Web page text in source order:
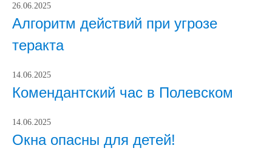
26.06.2025
Алгоритм действий при угрозе
теракта
14.06.2025
Комендантский час в Полевском
14.06.2025
Окна опасны для детей!